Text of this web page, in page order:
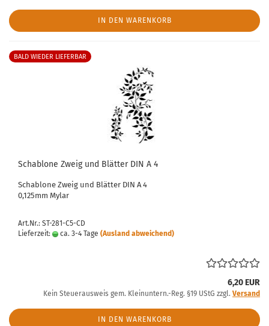
IN DEN WARENKORB
BALD WIEDER LIEFERBAR
Schablone Zweig und Blätter DIN A 4
Schablone Zweig und Blätter DIN A 4
0,125mm Mylar
Art.Nr.: ST-281-C5-CD
Lieferzeit:
ca. 3-4 Tage (Ausland abweichend)
6,20 EUR
Kein Steuerausweis gem. Kleinuntern.-Reg. §19 UStG zzgl. Versand
IN DEN WARENKORB